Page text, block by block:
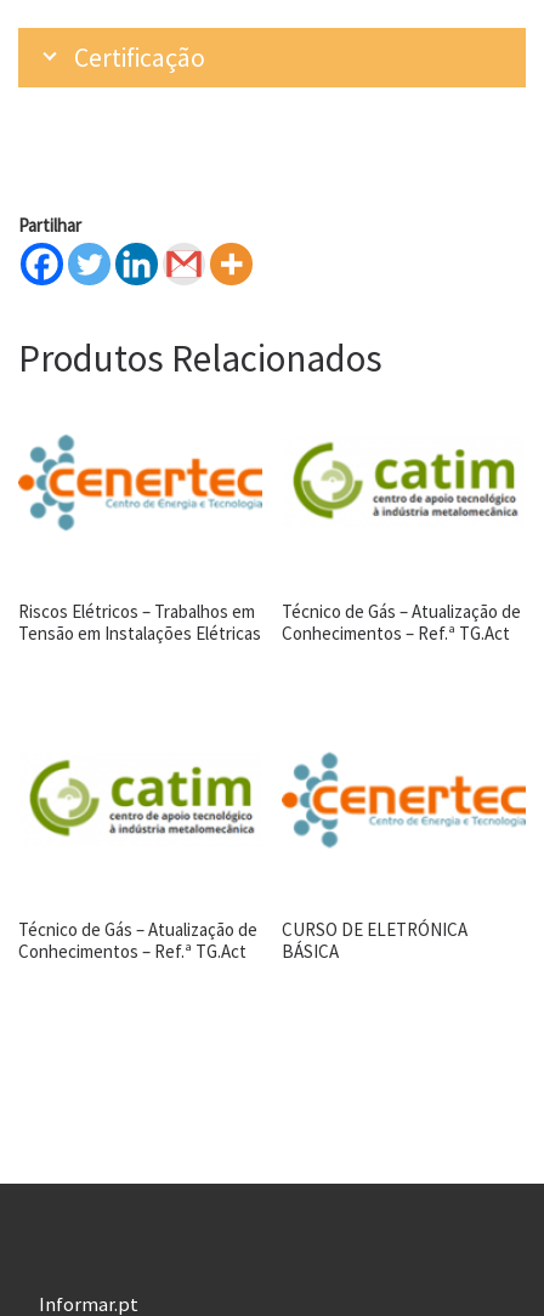
Certificação
Partilhar
Produtos Relacionados
Riscos Elétricos – Trabalhos em
Tensão em Instalações Elétricas
Técnico de Gás – Atualização de
Conhecimentos – Ref.ª TG.Act
Técnico de Gás – Atualização de
Conhecimentos – Ref.ª TG.Act
CURSO DE ELETRÓNICA
BÁSICA
Informar.pt